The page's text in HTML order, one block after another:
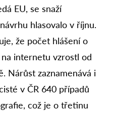
EU, se snaží
hlasovalo v říjnu.
že počet hlášení o
internetu vzrostl od
Nárůst zaznamenává i
v ČR 640 případů
což je o třetinu